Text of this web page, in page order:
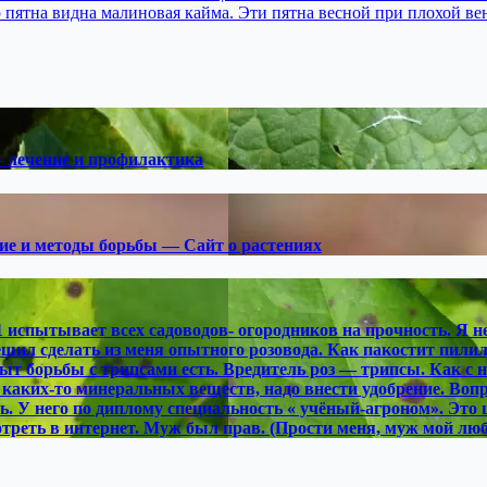
видна малиновая кайма. Эти пятна весной при плохой
и профилактика
и методы борьбы — Сайт о растениях
всех садоводов- огородников на прочность. Я
сделать из меня опытного розовода. Как пакостит
борьбы с трипсами есть. Вредитель роз — трипсы. Как с
то минеральных веществ, надо внести удобрение.
У него по диплому специальность « учёный-агроном».
в интернет. Муж был прав. (Прости меня, муж мой